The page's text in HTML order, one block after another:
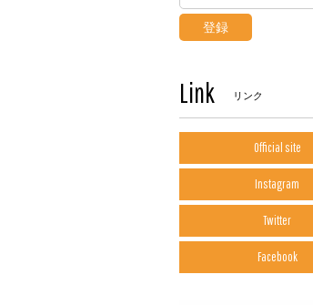
登録
Link リンク
Official site
Instagram
Twitter
Facebook